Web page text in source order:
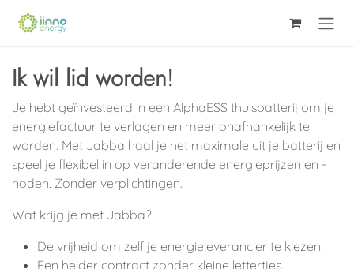
Ik wil lid worden!
Je hebt geïnvesteerd in een AlphaESS thuisbatterij om je
energiefactuur te verlagen en meer onafhankelijk te
worden. Met Jabba haal je het maximale uit je batterij en
speel je flexibel in op veranderende energieprijzen en -
noden. Zonder verplichtingen.
Wat krijg je met Jabba?
De vrijheid om zelf je energieleverancier te kiezen.
Een helder contract zonder kleine lettertjes.